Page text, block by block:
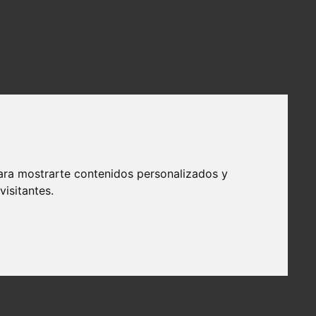
mostrarte contenidos personalizados y